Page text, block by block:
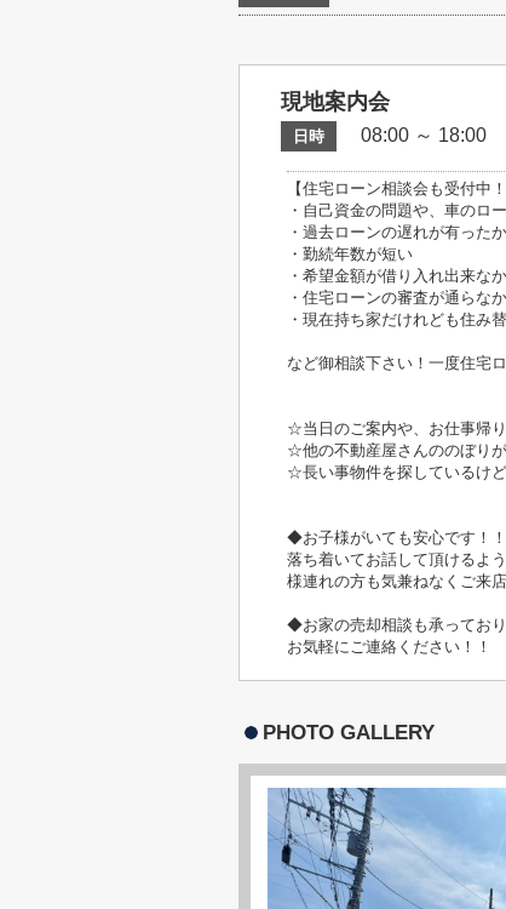
現地案内会
日時 08:00 ～ 18:00
【住宅ローン相談会も受付中！
・自己資金の問題や、車のロ
・過去ローンの遅れが有った
・勤続年数が短い
・希望金額が借り入れ出来な
・住宅ローンの審査が通らな
・現在持ち家だけれども住み
など御相談下さい！一度住宅
☆当日のご案内や、お仕事帰
☆他の不動産屋さんののぼり
☆長い事物件を探しているけ
◆お子様がいても安心です！！
落ち着いてお話して頂けるよ
様連れの方も気兼ねなくご来
◆お家の売却相談も承っており
お気軽にご連絡ください！！
PHOTO GALLERY